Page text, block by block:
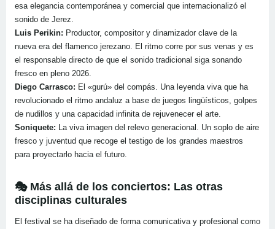
esa elegancia contemporánea y comercial que internacionalizó el
sonido de Jerez.
Luis Perikin: Productor, compositor y dinamizador clave de la
nueva era del flamenco jerezano. El ritmo corre por sus venas y es
el responsable directo de que el sonido tradicional siga sonando
fresco en pleno 2026.
Diego Carrasco: El «gurú» del compás. Una leyenda viva que ha
revolucionado el ritmo andaluz a base de juegos lingüísticos, golpes
de nudillos y una capacidad infinita de rejuvenecer el arte.
Soniquete: La viva imagen del relevo generacional. Un soplo de aire
fresco y juventud que recoge el testigo de los grandes maestros
para proyectarlo hacia el futuro.
🎭 Más allá de los conciertos: Las otras
disciplinas culturales
El festival se ha diseñado de forma comunicativa y profesional como